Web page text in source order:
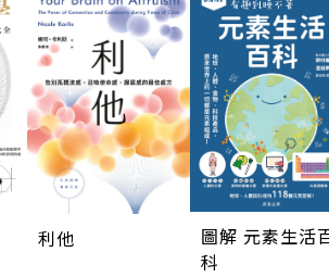
利他
圖解 元素生活
科